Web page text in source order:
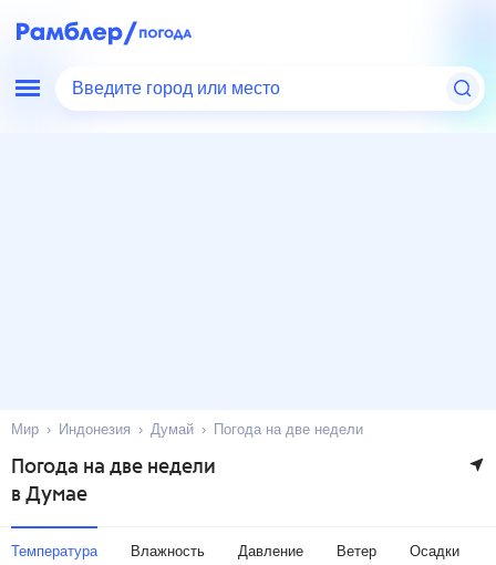
Введите город или место
Мир Индонезия Думай Погода на две недели
Погода на две недели
в Думае
Температура Влажность Давление Ветер Осадки